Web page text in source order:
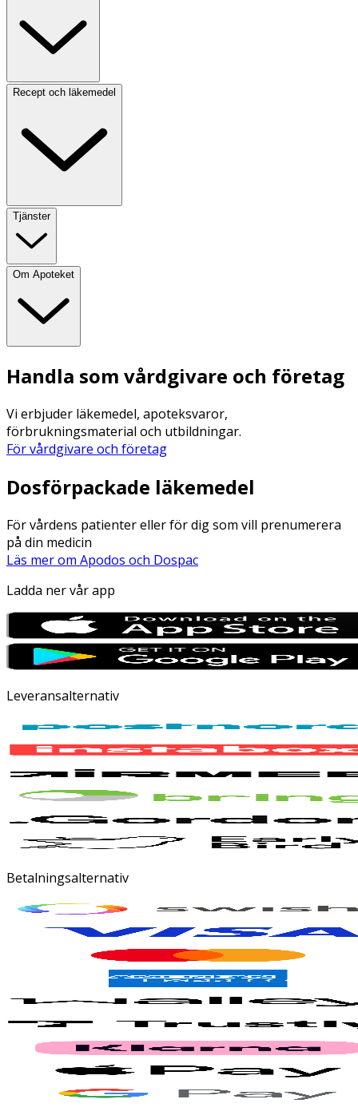
Recept och läkemedel
Tjänster
Om Apoteket
Handla som vårdgivare och företag
Vi erbjuder läkemedel, apoteksvaror,
förbrukningsmaterial och utbildningar.
För vårdgivare och företag
Dosförpackade läkemedel
För vårdens patienter eller för dig som vill prenumerera
på din medicin
Läs mer om Apodos och Dospac
Ladda ner vår app
Leveransalternativ
Betalningsalternativ